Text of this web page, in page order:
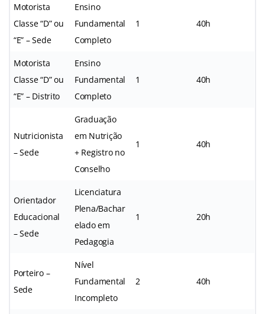
Motorista
Classe “D” ou
“E” – Sede
Ensino
Fundamental
Completo
1 40h
Motorista
Classe “D” ou
“E” – Distrito
Ensino
Fundamental
Completo
1 40h
Nutricionista
– Sede
Graduação
em Nutrição
+ Registro no
Conselho
1 40h
Orientador
Educacional
– Sede
Licenciatura
Plena/Bachar
elado em
Pedagogia
1 20h
Porteiro –
Sede
Nível
Fundamental
Incompleto
2 40h